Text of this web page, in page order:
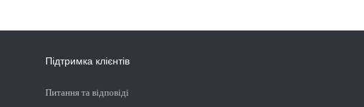
Підтримка клієнтів
Питання та відповіді